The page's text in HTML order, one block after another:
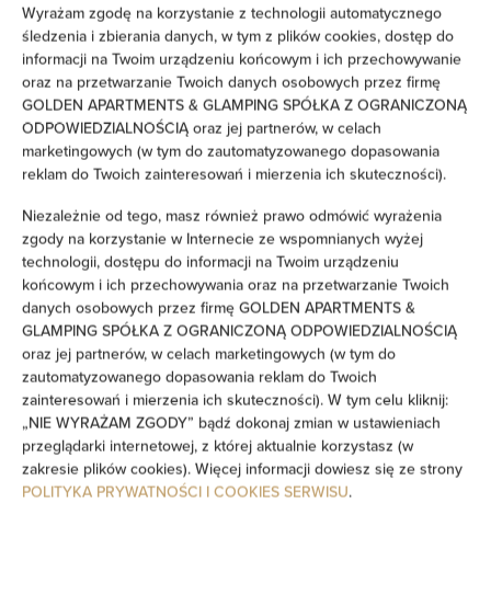
Prysznic
Suszarka do włosów
Żelazko
Suszarka na ubrania
Rozkładana sofa
Szafa / garderoba
Pralka
Prywatna łazienka
Wyrażam zgodę na korzystanie z technologii automatycznego
śledzenia i zbierania danych, w tym z plików cookies, dostęp do
informacji na Twoim urządzeniu końcowym i ich przechowywanie
oraz na przetwarzanie Twoich danych osobowych przez firmę
GOLDEN APARTMENTS & GLAMPING SPÓŁKA Z OGRANICZONĄ
ODPOWIEDZIALNOŚCIĄ oraz jej partnerów, w celach
marketingowych (w tym do zautomatyzowanego dopasowania
reklam do Twoich zainteresowań i mierzenia ich skuteczności).
Niezależnie od tego, masz również prawo odmówić wyrażenia
zgody na korzystanie w Internecie ze wspomnianych wyżej
technologii, dostępu do informacji na Twoim urządzeniu
końcowym i ich przechowywania oraz na przetwarzanie Twoich
danych osobowych przez firmę GOLDEN APARTMENTS &
GLAMPING SPÓŁKA Z OGRANICZONĄ ODPOWIEDZIALNOŚCIĄ
oraz jej partnerów, w celach marketingowych (w tym do
zautomatyzowanego dopasowania reklam do Twoich
zainteresowań i mierzenia ich skuteczności). W tym celu kliknij:
„NIE WYRAŻAM ZGODY” bądź dokonaj zmian w ustawieniach
przeglądarki internetowej, z której aktualnie korzystasz (w
zakresie plików cookies). Więcej informacji dowiesz się ze strony
POLITYKA PRYWATNOŚCI I COOKIES SERWISU.